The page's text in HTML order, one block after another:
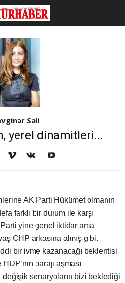
Sali
yerel dinamitleri...
AK Parti Hükümet olmanın
farklı bir durum ile karşı
Parti yine genel iktidar ama
CHP arkasına almış gibi.
bir ivme kazanacağı beklentisi
barajı aşması
değişik senaryoların bizi beklediği